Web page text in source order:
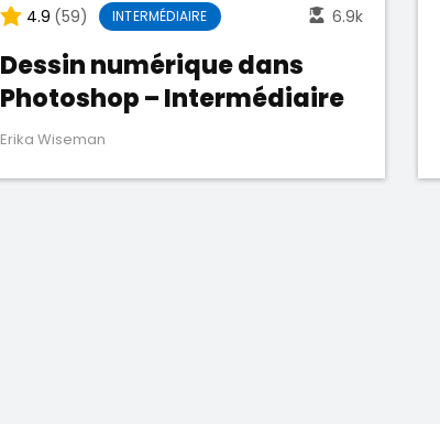
4.9 (59) INTERMÉDIAIRE 6.9k
Dessin numérique dans
Photoshop – Intermédiaire
Erika Wiseman